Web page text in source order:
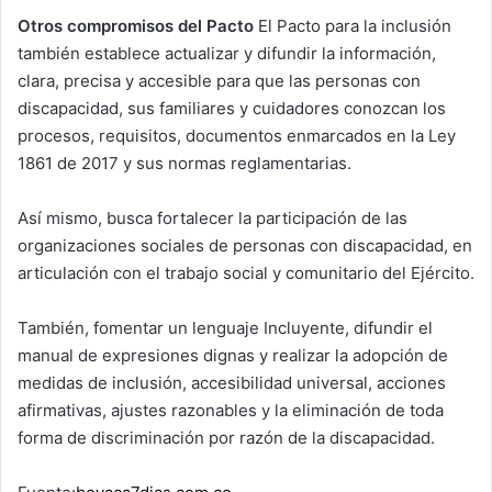
Otros compromisos del Pacto El Pacto para la inclusión
también establece actualizar y difundir la información,
clara, precisa y accesible para que las personas con
discapacidad, sus familiares y cuidadores conozcan los
procesos, requisitos, documentos enmarcados en la Ley
1861 de 2017 y sus normas reglamentarias.
Así mismo, busca fortalecer la participación de las
organizaciones sociales de personas con discapacidad, en
articulación con el trabajo social y comunitario del Ejército.
También, fomentar un lenguaje Incluyente, difundir el
manual de expresiones dignas y realizar la adopción de
medidas de inclusión, accesibilidad universal, acciones
afirmativas, ajustes razonables y la eliminación de toda
forma de discriminación por razón de la discapacidad.